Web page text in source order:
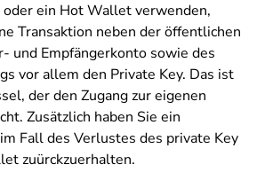
oder ein Hot Wallet verwenden,
Transaktion neben der öffentlichen
und Empfängerkonto sowie des
vor allem den Private Key. Das ist
der den Zugang zur eigenen
Zusätzlich haben Sie ein
Fall des Verlustes des private Key
zuürckzuerhalten.